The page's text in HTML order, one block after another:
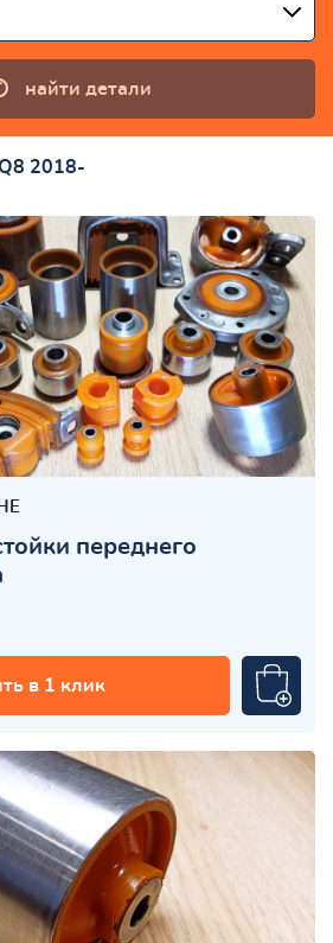
найти детали
Q8 2018-
переднего
в 1 клик